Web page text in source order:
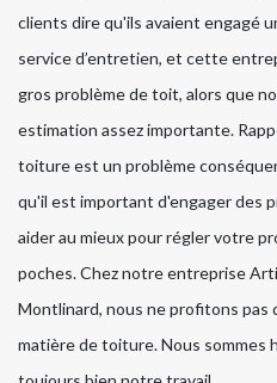
clients dire qu'ils avaient engagé
service d’entretien, et cette
gros problème de toit, alors que
estimation assez importante.
toiture est un problème
qu'il est important d'engager des
aider au mieux pour régler votre
poches. Chez notre entreprise
Montlinard, nous ne profitons pas
matière de toiture. Nous sommes